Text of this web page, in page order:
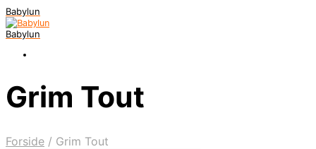
Babylun
Babylun
Grim Tout
Forside / Grim Tout